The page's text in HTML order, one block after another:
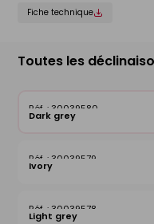
Fiche technique
Toutes les
30039580
Dark grey
30039579
Ivory
30039578
Light grey